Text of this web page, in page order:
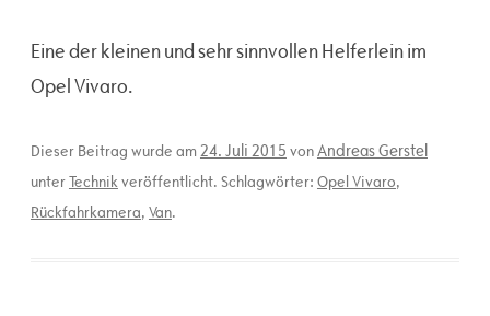
Eine der kleinen und sehr sinnvollen Helferlein im
Opel Vivaro.
Dieser Beitrag wurde am24. Juli 2015 vonAndreas Gerstel
unterTechnikveröffentlicht. Schlagwörter: Opel Vivaro,
Rückfahrkamera, Van.